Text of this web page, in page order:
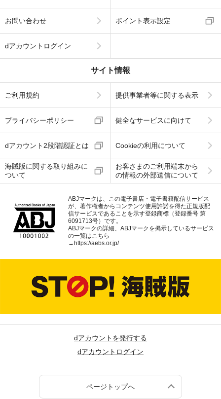
お問い合わせ ポイント表示設定
dアカウントログイン
サイト情報
ご利用規約 提供事業者等に関する表示
プライバシーポリシー 健全なサービスに向けて
dアカウント2段階認証とは Cookieの利用について
海賊版に関する取り組みに
ついて
お客さまのご利用端末から
の情報の外部送信について
ABJマークは、この電子書店・電子書籍配信サービス
が、著作権者からコンテンツ使用許諾を得た正規版配
信サービスであることを示す登録商標（登録番号 第
6091713号）です。
ABJマークの詳細、ABJマークを掲示しているサービス
の一覧はこちら
→https://aebs.or.jp/
dアカウントを発行する
dアカウントログイン
ページトップへ